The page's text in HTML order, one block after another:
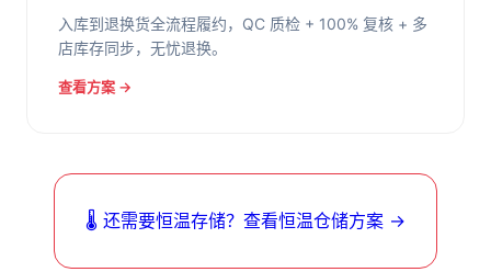
入库到退换货全流程履约，QC 质检 + 100% 复核 + 多
店库存同步，无忧退换。
查看方案 →
🌡️ 还需要恒温存储？查看恒温仓储方案 →